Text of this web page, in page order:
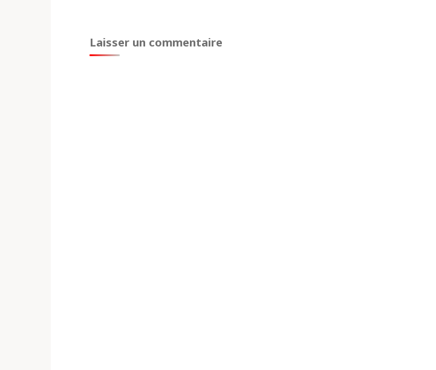
Laisser un commentaire